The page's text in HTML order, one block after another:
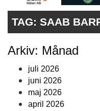
ANNONSERA
TAG: SAAB
Arkiv: Månad
juli 2026
juni 2026
maj 2026
april 2026